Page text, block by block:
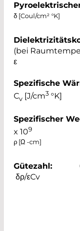
δ [Coul/cm² °K]
(bei
ε
Spezifische
Cv [J/cm3 °K]
Spezifischer
x 109
ρ [Ω -cm]
Gütezahl:
δρ/εCv